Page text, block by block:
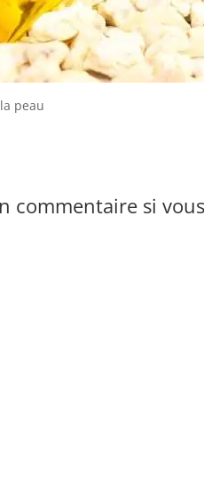
peau
commentaire si